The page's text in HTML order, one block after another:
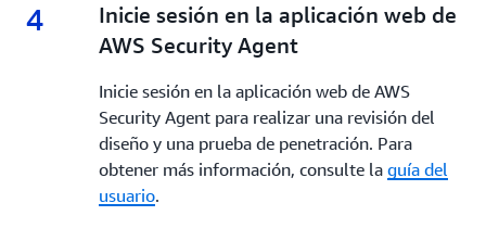
4 4.
Inicie sesión en la aplicación web de
AWS Security Agent
Inicie sesión en la aplicación web de AWS
Security Agent para realizar una revisión del
diseño y una prueba de penetración. Para
obtener más información, consulte la guía del
usuario.